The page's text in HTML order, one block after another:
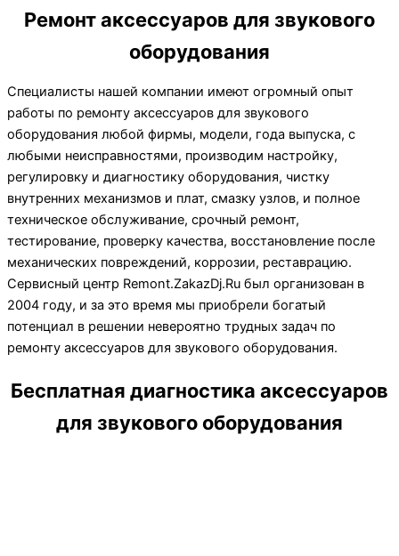
Ремонт аксессуаров для звукового
оборудования
Специалисты нашей компании имеют огромный опыт
работы по ремонту аксессуаров для звукового
оборудования любой фирмы, модели, года выпуска, с
любыми неисправностями, производим настройку,
регулировку и диагностику оборудования, чистку
внутренних механизмов и плат, смазку узлов, и полное
техническое обслуживание, срочный ремонт,
тестирование, проверку качества, восстановление после
механических повреждений, коррозии, реставрацию.
Сервисный центр Remont.ZakazDj.Ru был организован в
2004 году, и за это время мы приобрели богатый
потенциал в решении невероятно трудных задач по
ремонту аксессуаров для звукового оборудования.
Бесплатная диагностика аксессуаров
для звукового оборудования